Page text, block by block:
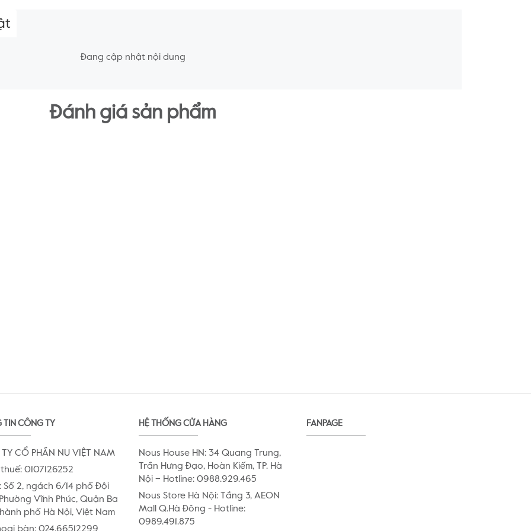
Đang cập nhật nội dung
Đánh giá sản phẩm
TIN CÔNG TY
CỔ PHẦN NU VIỆT NAM
0107126252
Số 2, ngách 6/14 phố Đội
Vĩnh Phúc, Quận Ba
phố Hà Nội, Việt Nam
HỆ THỐNG CỬA HÀNG
Nous House HN: 34 Quang Trung,
Trần Hưng Đạo, Hoàn Kiếm, TP. Hà
Nội – Hotline: 0988.929.465
Nous Store Hà Nội: Tầng 3, AEON
Mall Q.Hà Đông - Hotline:
0989.491.875
FANPAGE